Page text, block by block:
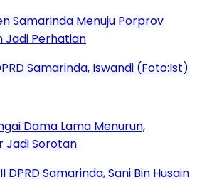
Samarinda Menuju Porprov
Jadi Perhatian
Dama Lama Menurun,
Jadi Sorotan